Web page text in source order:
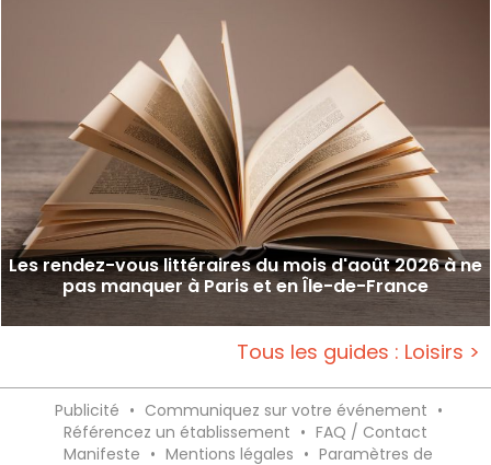
Les rendez-vous littéraires du mois d'août 2026 à ne
pas manquer à Paris et en Île-de-France
Tous les guides : Loisirs >
Publicité • Communiquez sur votre événement •
Référencez un établissement • FAQ / Contact
Manifeste • Mentions légales • Paramètres de